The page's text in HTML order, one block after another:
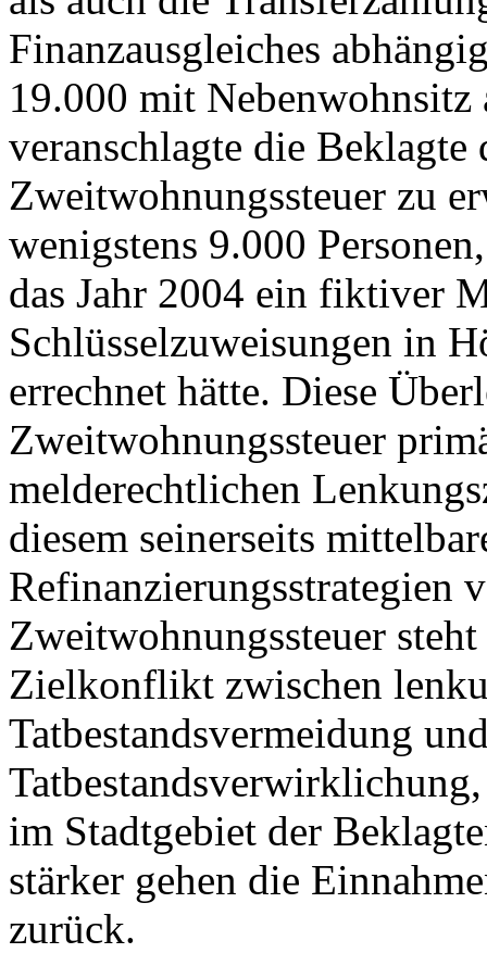
Finanzausgleiches
19.000 mit Nebenwohnsitz
veranschlagte die Beklagte
Zweitwohnungssteuer zu
wenigstens 9.000
das Jahr 2004 ein fiktiver
Schlüsselzuweisungen in
errechnet hätte. Diese
Zweitwohnungssteuer
melderechtlichen
diesem seinerseits
Refinanzierungsstrategien
Zweitwohnungssteuer
Zielkonflikt zwischen
Tatbestandsvermeidung
im Stadtgebiet der
stärker gehen die
zurück.